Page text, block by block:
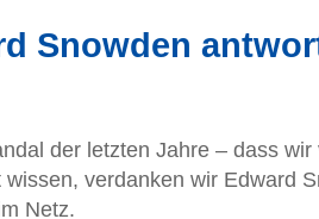
Snowden
der letzten Jahre – dass
verdanken wir Edward
Netz.